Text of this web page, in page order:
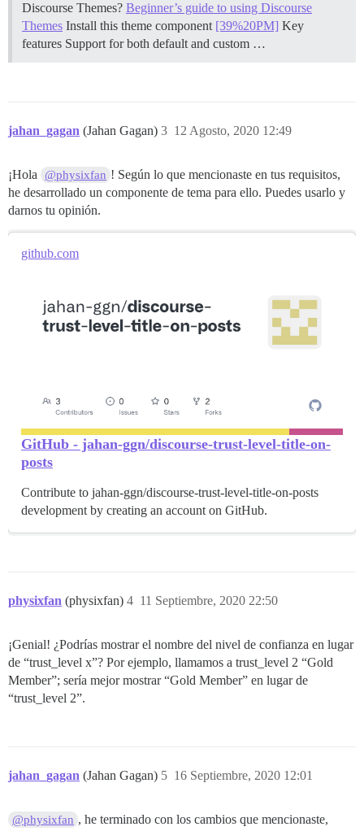
Discourse Themes? Beginner’s guide to using Discourse
Themes Install this theme component [39%20PM] Key
features Support for both default and custom …
jahan_gagan (Jahan Gagan) 12 Agosto, 2020 12:49
3
¡Hola @physixfan ! Según lo que mencionaste en tus requisitos,
he desarrollado un componente de tema para ello. Puedes usarlo y
darnos tu opinión.
github.com
GitHub - jahan-ggn/discourse-trust-level-title-on-
posts
Contribute to jahan-ggn/discourse-trust-level-title-on-posts
development by creating an account on GitHub.
physixfan (physixfan) 11 Septiembre, 2020 22:50
4
¡Genial! ¿Podrías mostrar el nombre del nivel de confianza en lugar
de “trust_level x”? Por ejemplo, llamamos a trust_level 2 “Gold
Member”; sería mejor mostrar “Gold Member” en lugar de
“trust_level 2”.
jahan_gagan (Jahan Gagan) 16 Septiembre, 2020 12:01
5
@physixfan , he terminado con los cambios que mencionaste,